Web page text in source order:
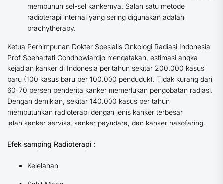
membunuh sel-sel kankernya. Salah satu metode
radioterapi internal yang sering digunakan adalah
brachytherapy.
Ketua Perhimpunan Dokter Spesialis Onkologi Radiasi Indonesia
Prof Soehartati Gondhowiardjo mengatakan, estimasi angka
kejadian kanker di Indonesia per tahun sekitar 200.000 kasus
baru (100 kasus baru per 100.000 penduduk). Tidak kurang dari
60-70 persen penderita kanker memerlukan pengobatan radiasi.
Dengan demikian, sekitar 140.000 kasus per tahun
membutuhkan radioterapi dengan jenis kanker terbesar
ialah kanker serviks, kanker payudara, dan kanker nasofaring.
Efek samping Radioterapi :
Kelelahan